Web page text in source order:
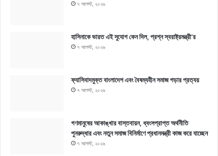
৭ আগস্ট, ২০২৬
হাসিনাকে ভারত এই সুযোগ কেন দিল, প্রশ্ন স্বরাষ্ট্রমন্ত্রী’র
৭ আগস্ট, ২০২৬
ফ্যাসিবাদমুক্ত বাংলাদেশ এবং বৈষম্যহীন সমাজ গড়ার প্রত্যয়
৭ আগস্ট, ২০২৬
গণমানুষের আকাঙ্খার বাস্তবায়ন, ধ্বংসপ্রাপ্ত অর্থনীতি
পুনরুদ্ধার এবং নতুন সমাজ বিনির্মাণে প্রধানমন্ত্রী কাজ করে যাচ্ছেন
৭ আগস্ট, ২০২৬